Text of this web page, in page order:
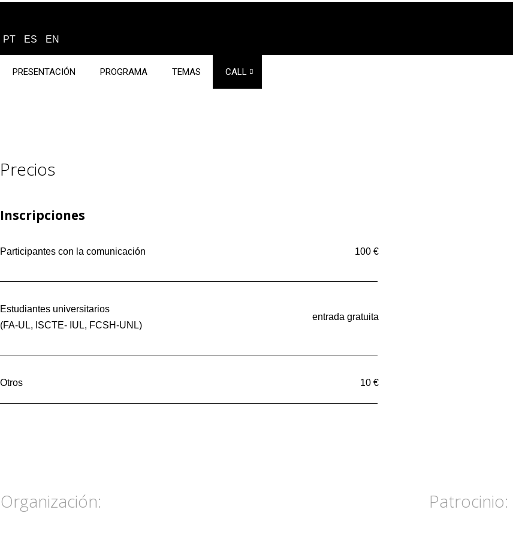
PT ES EN
PRESENTACIÓN PROGRAMA TEMAS CALL
Precios
Inscripciones
Participantes con la comunicación 100 €
Estudiantes universitarios
(FA-UL, ISCTE- IUL, FCSH-UNL)
entrada gratuita
Otros
10 €
Organización: Patrocinio: